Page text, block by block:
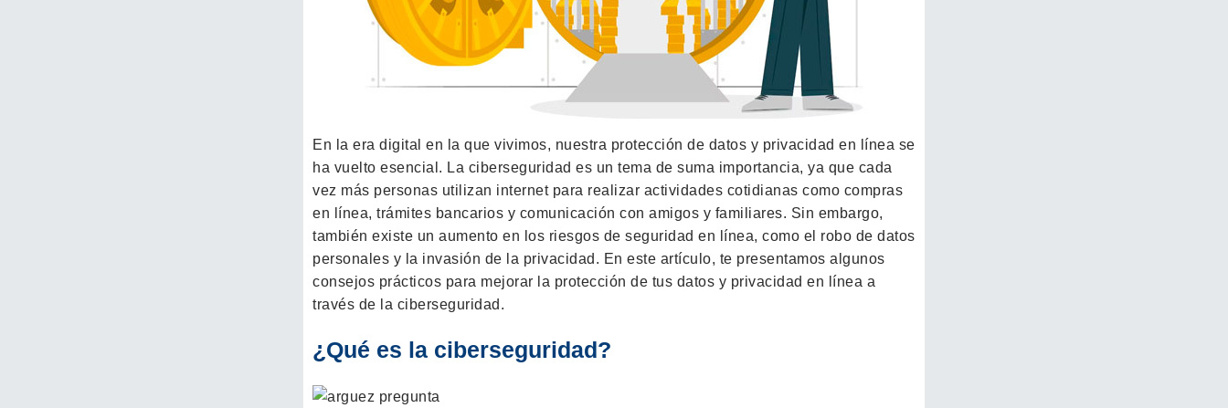
En la era digital en la que vivimos, nuestra protección de datos y privacidad en línea se
ha vuelto esencial. La ciberseguridad es un tema de suma importancia, ya que cada
vez más personas utilizan internet para realizar actividades cotidianas como compras
en línea, trámites bancarios y comunicación con amigos y familiares. Sin embargo,
también existe un aumento en los riesgos de seguridad en línea, como el robo de datos
personales y la invasión de la privacidad. En este artículo, te presentamos algunos
consejos prácticos para mejorar la protección de tus datos y privacidad en línea a
través de la ciberseguridad.
¿Qué es la ciberseguridad?